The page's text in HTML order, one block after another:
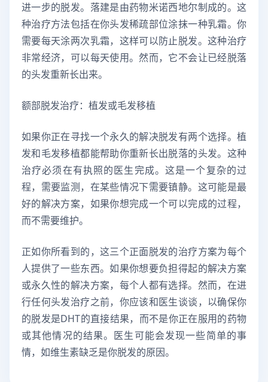
进一步的脱发。落建是由药物米诺西地尔制成的。这
种治疗方法包括在你头发稀疏部位涂抹一种乳霜。你
需要每天涂两次乳霜，这样可以防止脱发。这种治疗
非常经济，可以每天使用。然而，它不会让已经脱落
的头发重新长出来。
额部脱发治疗：植发或毛发移植
如果你正在寻找一个永久的解决脱发有两个选择。植
发和毛发移植都能帮助你重新长出脱落的头发。这种
治疗必须在有执照的医生完成。这是一个复杂的过
程，需要监测，在某些情况下需要镇静。这可能是最
好的解决方案，如果你想完成一个可以完成的过程，
而不需要维护。
正如你所看到的，这三个正面脱发的治疗方案为每个
人提供了一些东西。如果你想要负担得起的解决方案
或永久性的解决方案，每个人都有选择。然而，在进
行任何头发治疗之前，你应该和医生谈谈，以确保你
的脱发是DHT的直接结果，而不是你正在服用的药物
或其他情况的结果。医生可能会发现一些简单的事
情，如维生素缺乏是你脱发的原因。